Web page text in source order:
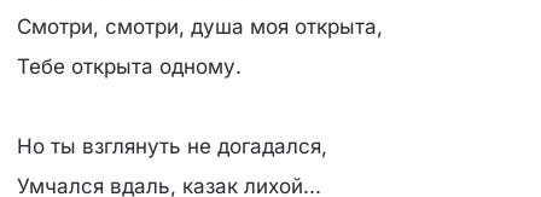
Смотри, смотри, душа моя открыта,
Тебе открыта одному.
Но ты взглянуть не догадался,
Умчался вдаль, казак лихой...